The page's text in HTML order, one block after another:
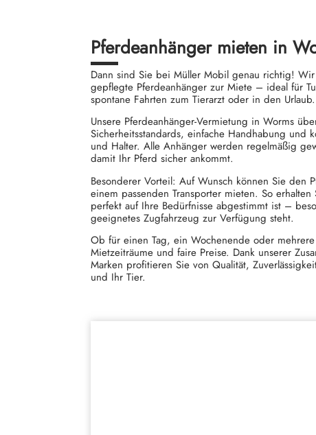
Pferdeanhänger mieten in
Dann sind Sie bei Müller Mobil genau richtig!
gepflegte Pferdeanhänger zur Miete – ideal für
spontane Fahrten zum Tierarzt oder in den Urlaub.
Unsere Pferdeanhänger-Vermietung in Worms
Sicherheitsstandards, einfache Handhabung und
und Halter. Alle Anhänger werden regelmäßig
damit Ihr Pferd sicher ankommt.
Besonderer Vorteil: Auf Wunsch können Sie den
einem passenden Transporter mieten. So
perfekt auf Ihre Bedürfnisse abgestimmt ist –
geeignetes Zugfahrzeug zur Verfügung steht.
Ob für einen Tag, ein Wochenende oder
Mietzeiträume und faire Preise. Dank unserer
Marken profitieren Sie von Qualität,
und Ihr Tier.